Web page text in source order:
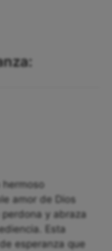
hermoso
amor de Dios
y abraza
Esta
esperanza que